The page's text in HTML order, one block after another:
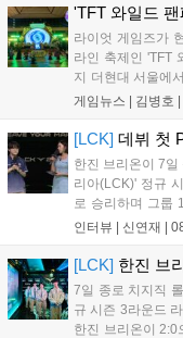
17일까지 이어지
거리를 제공하며,
니다. 연말에는
'TFT 와일드
라이엇 게임즈가
라인 축제인 'TFT
지 더현대 서울에
는 체험, 스페셜,
연 등 다채로운 일
게임뉴스 | 김병호 |
[LCK] 데뷔 첫
한진 브리온이 7
리아(LCK)' 정규
로 승리하며 그룹
들어내면서 이어
인터뷰 | 신연재 |
[LCK] 한진 브
7일 종로 치지직
규 시즌 3라운드
한진 브리온이 2:0